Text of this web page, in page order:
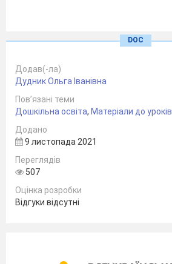
DOC
Додав(-ла)
Дудник Ольга Іванівна
Пов’язані теми
Дошкільна освіта, Матеріали до уроків
Додано
9 листопада 2021
Переглядів
507
Оцінка розробки
Відгуки відсутні